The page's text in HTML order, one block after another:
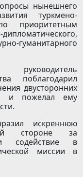
нынешнего
туркмено-
приоритетным
гуманитарного
поблагодарил
двусторонних
и пожелал ему
искреннюю
стороне за
содействие в
миссии в